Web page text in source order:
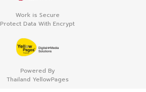
Work is Secure
Protect Data With Encrypt
Powered By
Thailand YellowPages